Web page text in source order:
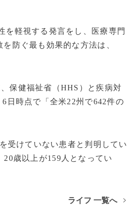
を軽視する発言をし、医療専門
防ぐ最も効果的な方法は、
保健福祉省（HHS）と疾病対
日時点で「全米22州で642件の
受けていない患者と判明してい
歳以上が159人となってい
ライフ 一覧へ >